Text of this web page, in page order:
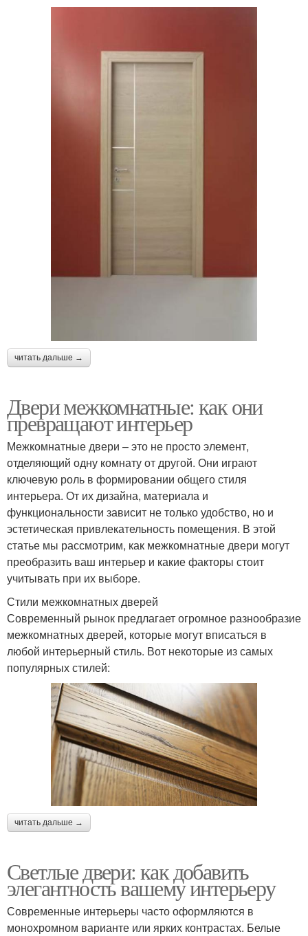
читать дальше →
Двери межкомнатные: как они
превращают интерьер
Межкомнатные двери – это не просто элемент,
отделяющий одну комнату от другой. Они играют
ключевую роль в формировании общего стиля
интерьера. От их дизайна, материала и
функциональности зависит не только удобство, но и
эстетическая привлекательность помещения. В этой
статье мы рассмотрим, как межкомнатные двери могут
преобразить ваш интерьер и какие факторы стоит
учитывать при их выборе.
Стили межкомнатных дверей
Современный рынок предлагает огромное разнообразие
межкомнатных дверей, которые могут вписаться в
любой интерьерный стиль. Вот некоторые из самых
популярных стилей:
читать дальше →
Светлые двери: как добавить
элегантность вашему интерьеру
Современные интерьеры часто оформляются в
монохромном варианте или ярких контрастах. Белые